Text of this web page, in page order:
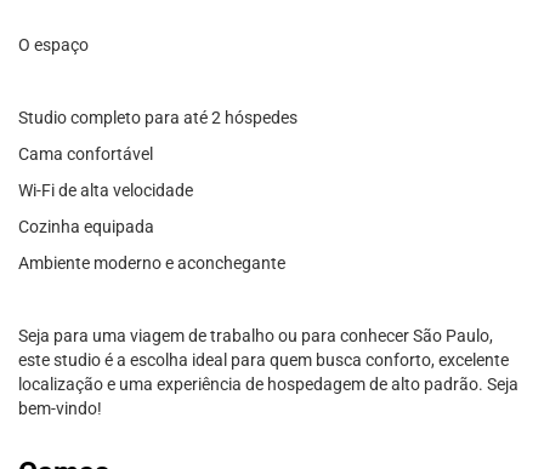
O espaço
Studio completo para até 2 hóspedes
Cama confortável
Wi-Fi de alta velocidade
Cozinha equipada
Ambiente moderno e aconchegante
Seja para uma viagem de trabalho ou para conhecer São Paulo,
este studio é a escolha ideal para quem busca conforto, excelente
localização e uma experiência de hospedagem de alto padrão. Seja
bem-vindo!